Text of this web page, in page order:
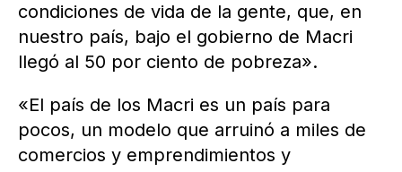
condiciones de vida de la gente, que, en
nuestro país, bajo el gobierno de Macri
llegó al 50 por ciento de pobreza».
«El país de los Macri es un país para
pocos, un modelo que arruinó a miles de
comercios y emprendimientos y